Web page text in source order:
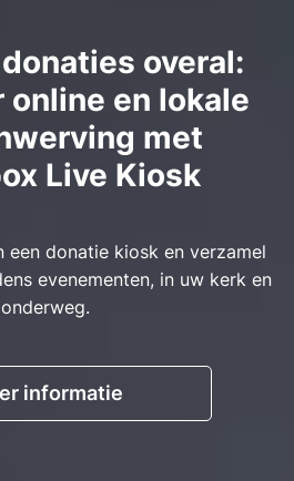
overal:
online en lokale
met
Live Kiosk
een donatie kiosk en verzamel
evenementen, in uw kerk en
onderweg.
informatie